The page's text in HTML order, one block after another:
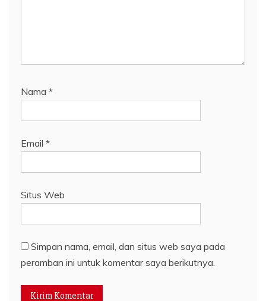
Nama *
Email *
Situs Web
Simpan nama, email, dan situs web saya pada
peramban ini untuk komentar saya berikutnya.